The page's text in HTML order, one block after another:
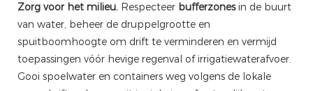
Zorg voor het milieu. Respecteer bufferzonesin de buurt
van water, beheer de druppelgrootte en
spuitboomhoogte om drift te verminderen en vermijd
toepassingen vóór hevige regenval of irrigatiewaterafvoer.
Gooi spoelwater en containers weg volgens de lokale